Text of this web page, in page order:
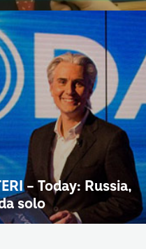
– Today: Russia,
solo